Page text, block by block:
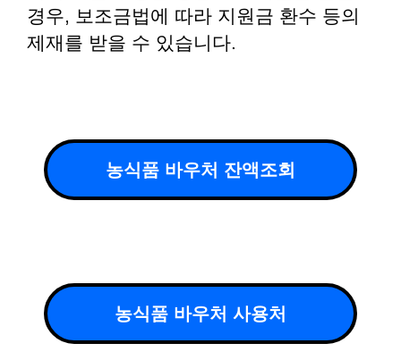
경우, 보조금법에 따라 지원금 환수 등의
제재를 받을 수 있습니다.
농식품 바우처 잔액조회
농식품 바우처 사용처